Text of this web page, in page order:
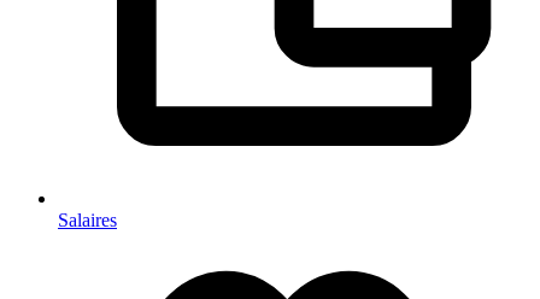
Salaires